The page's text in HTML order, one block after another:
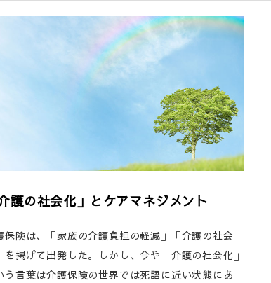
護の社会化」とケアマネジメント
保険は、「家族の介護負担の軽減」「介護の社会
を掲げて出発した。しかし、今や「介護の社会化」
う言葉は介護保険の世界では死語に近い状態にあ